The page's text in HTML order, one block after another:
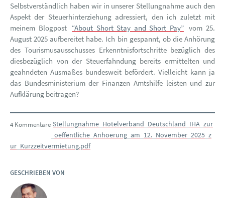
Selbstverständlich haben wir in unserer Stellungnahme auch den
Aspekt der Steuerhinterziehung adressiert, den ich zuletzt mit
meinem Blogpost “About Short Stay and Short Pay” vom 25.
August 2025 aufbereitet habe. Ich bin gespannt, ob die Anhörung
des Tourismusausschusses Erkenntnisfortschritte bezüglich des
diesbezüglich von der Steuerfahndung bereits ermittelten und
geahndeten Ausmaßes bundesweit befördert. Vielleicht kann ja
das Bundesministerium der Finanzen Amtshilfe leisten und zur
Aufklärung beitragen?
4 Kommentare Stellungnahme_Hotelverband_Deutschland_IHA_zur
_oeffentliche_Anhoerung_am_12._November_2025_z
ur_Kurzzeitvermietung.pdf
GESCHRIEBEN VON